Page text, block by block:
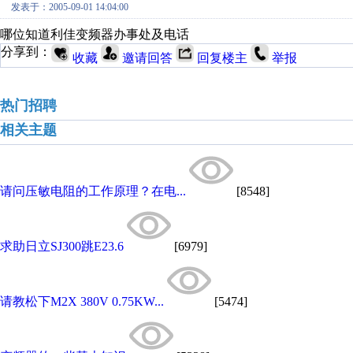
发表于：2005-09-01 14:04:00
哪位知道利佳变频器办事处及电话
分享到：
收藏 邀请回答 回复楼主 举报
热门招聘
相关主题
请问压敏电阻的工作原理？在电... [8548]
求助日立SJ300跳E23.6 [6979]
请教松下M2X 380V 0.75KW... [5474]